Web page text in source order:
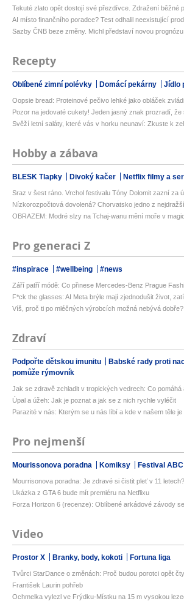
Tekuté zlato opět dostojí své přezdívce. Zdražení běžné
AI místo finančního poradce? Test odhalil neexistující
Sazby ČNB beze změny. Michl představí novou prognózu
Recepty
Oblíbené zimní polévky Domácí pekárny Jídlo
Oopsie bread: Proteinové pečivo lehké jako obláček
Pozor na jedovaté cukety! Jeden jasný znak prozradí, že
Svěží letní saláty, které vás v horku neunaví: Zkuste k
Hobby a zábava
BLESK Tlapky Divoký kačer Netflix filmy a
Sraz v šest ráno. Vrchol festivalu Tóny Dolomit zazní za
Nízkorozpočtová dovolená? Chorvatsko jedno z
OBRAZEM: Modré slzy na Tchaj-wanu mění moře v
Pro generaci Z
#inspirace #wellbeing #news
Září patří módě: Co přinese Mercedes-Benz Prague
F*ck the glasses: AI Meta brýle mají zjednodušit život,
Víš, proč ti po mléčných výrobcích možná nebývá dobře?
Zdraví
Podpořte dětskou imunitu Babské rady proti
pomůže rýmovník
Jak se zdravě zchladit v tropických vedrech: Co pomáhá
Úpal a úžeh: Jak je poznat a jak se z nich rychle vyléčit
Parazité v nás: Kterým se u nás líbí a kde v našem těle je
Pro nejmenší
Mourissonova poradna Komiksy Festival ABC
Mourrisonova poradna: Je zdravé si čistit pleť v 11
Ukázka z GTA 6 bude mít premiéru na Netflixu
Forza Horizon 6 (recenze): Oblíbené arkádové závody se
Video
Prostor X Branky, body, kokoti Fortuna liga
Tvůrci StarDance o změnách: Proč budou porotci opět
František Laurin pohřeb
Ochmelka vylezl ve Frýdku-Místku na 15 m vysokou